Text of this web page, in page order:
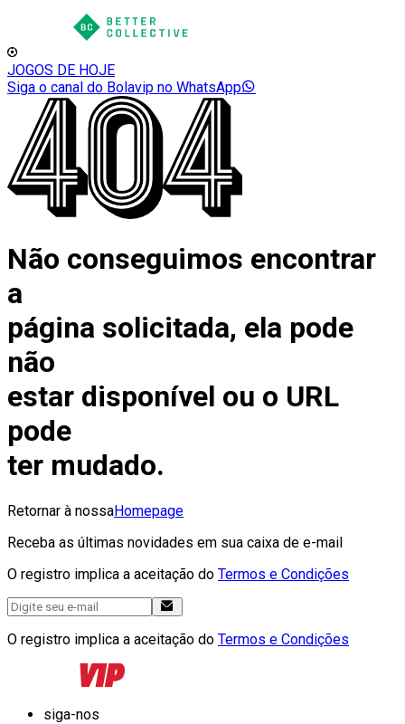
JOGOS DE HOJE
Siga o canal do Bolavip no WhatsApp
Não conseguimos encontrar
a
página solicitada, ela pode
não
estar disponível ou o URL
pode
ter mudado.
Retornar à nossaHomepage
Receba as últimas novidades em sua caixa de e-mail
O registro implica a aceitação do Termos e Condições
O registro implica a aceitação do Termos e Condições
siga-nos